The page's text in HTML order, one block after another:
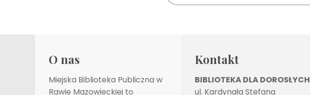
O nas
Miejska Biblioteka Publiczna w
Rawie Mazowieckiej to
Kontakt
BIBLIOTEKA DLA DOROSŁYCH
ul. Kardynała Stefana